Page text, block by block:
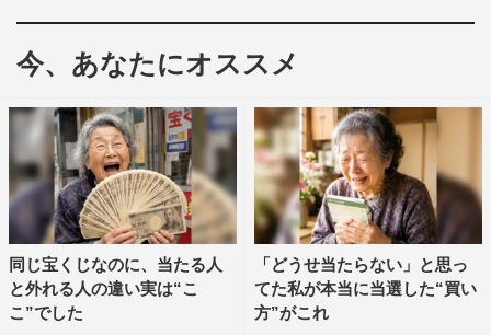
い」と意気込むが、浜田率いるハマダ歌謡祭チームも磨き
あげられた瞬発力で対抗する。浜田が初めて東京ドームで
大熱唱する姿も必見だ。
今、あなたにオススメ
同じ宝くじなのに、当たる人
と外れる人の違い実は“こ
こ”でした
「どうせ当たらない」と思っ
てた私が本当に当選した“買い
方”がこれ